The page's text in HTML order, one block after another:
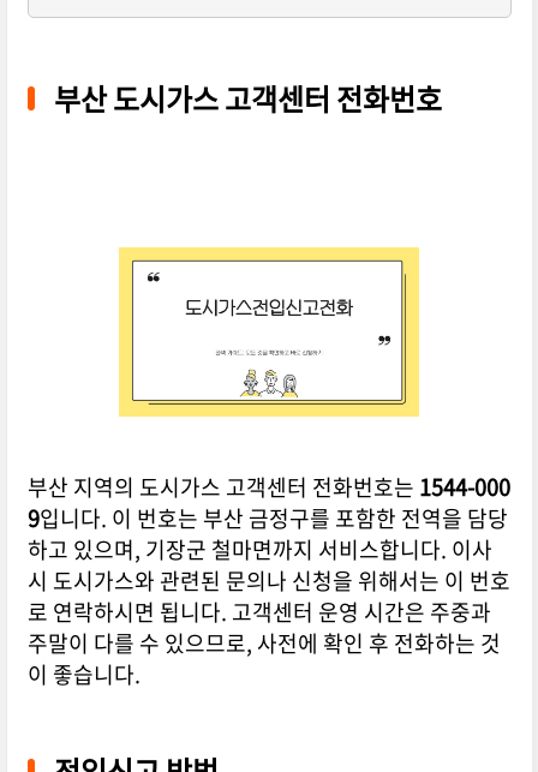
부산 도시가스 고객센터 전화번호
부산 지역의 도시가스 고객센터 전화번호는 1544-000
9입니다. 이 번호는 부산 금정구를 포함한 전역을 담당
하고 있으며, 기장군 철마면까지 서비스합니다. 이사
시 도시가스와 관련된 문의나 신청을 위해서는 이 번호
로 연락하시면 됩니다. 고객센터 운영 시간은 주중과
주말이 다를 수 있으므로, 사전에 확인 후 전화하는 것
이 좋습니다.